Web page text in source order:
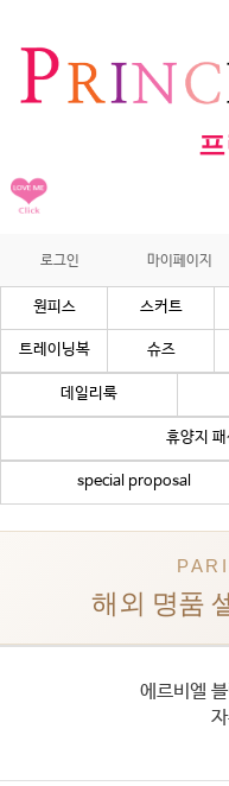
로그인 마이페이지
원피스 스커트
트레이닝복 슈즈
데일리룩
휴양지
special proposal
해외 명품
에르비엘